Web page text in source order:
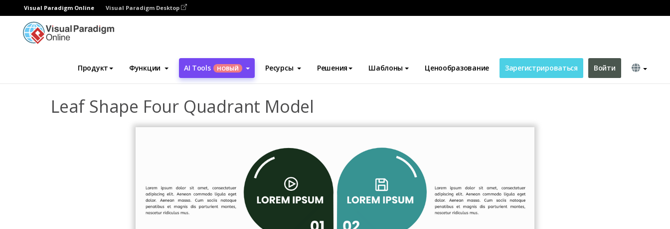
Visual Paradigm Online Visual Paradigm Desktop
Продукт Функции AI Tools НОВЫЙ Ресурсы Решения Шаблоны Ценообразование Зарегистрироваться Войти
Инструмент графического дизайна Шаблоны Модель четырех квадрантов
Leaf Shape Four Quadrant Model